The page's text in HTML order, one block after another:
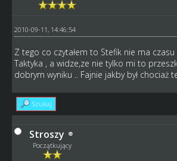
2010-09-11, 14:46:54
Z tego co czytałem to Stefik nie ma
Taktyka , a widze,ze nie tylko mi to
dobrym wyniku .. Fajnie jakby był chociaż
Szukaj
Stroszy
Początkujący